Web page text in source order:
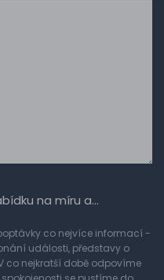
na míru a…
co nejvíce informací -
události, představy o
co nejkratší době odpovíme